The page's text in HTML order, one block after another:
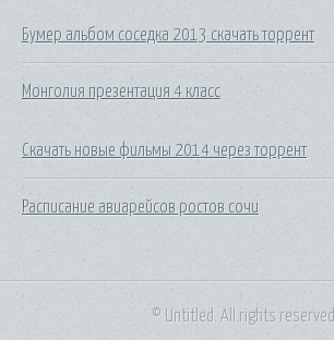
Бумер альбом соседка 2013 скачать торрент
Монголия презентация 4 класс
Скачать новые фильмы 2014 через торрент
Расписание авиарейсов ростов сочи
© Untitled. All rights reserved.